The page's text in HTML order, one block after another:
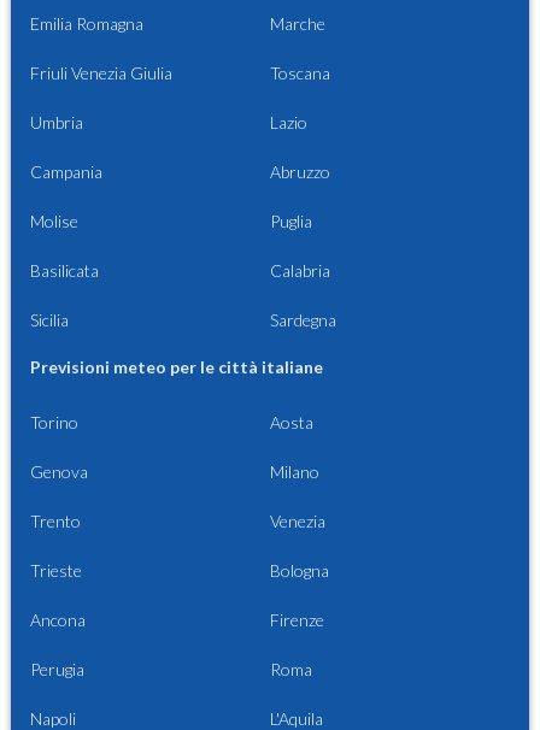
Emilia Romagna Marche
Friuli Venezia Giulia Toscana
Umbria Lazio
Campania Abruzzo
Molise Puglia
Basilicata Calabria
Sicilia Sardegna
Previsioni meteo per le città italiane
Torino Aosta
Genova Milano
Trento Venezia
Trieste Bologna
Ancona Firenze
Perugia Roma
Napoli L'Aquila